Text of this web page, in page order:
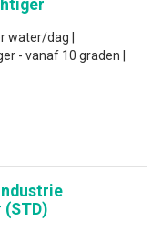
water/dag |
- vanaf 10 graden |